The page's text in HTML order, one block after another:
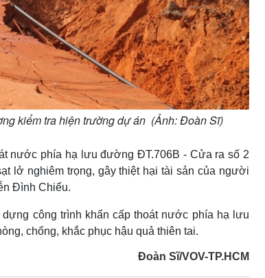
kiểm tra hiện trường dự án (Ảnh: Đoàn Sĩ)
nước phía hạ lưu đường ĐT.706B - Cửa ra số 2
lở nghiêm trọng, gây thiệt hại tài sản của người
Đình Chiểu.
công trình khẩn cấp thoát nước phía hạ lưu
chống, khắc phục hậu quả thiên tai.
Đoàn Sĩ/VOV-TP.HCM